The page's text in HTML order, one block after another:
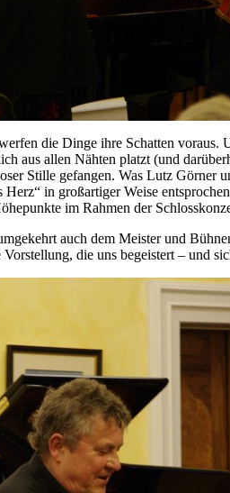
die Dinge ihre Schatten
aus allen Nähten platzt (und
Stille gefangen. Was Lutz
in großartiger Weise
im Rahmen der
auch dem Meister und
die uns begeistert – und